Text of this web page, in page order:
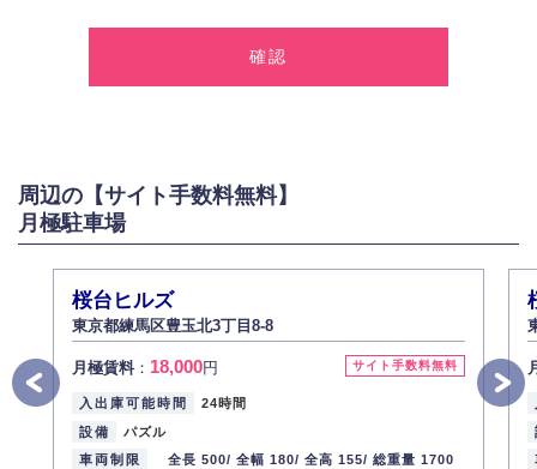
2.個人情報の利用
お問い合わせに対する回答、資料等の送付
採用に関する回答、情報の提供
弊社は取り扱う個人情報の外部への漏洩を防止し、その利用目的に応じて
適切かつ安全に管理します。
4.個人情報の第三者提供
法的義務など正当な理由に基づく要請があった場合を除き、お客様の個人
情報をご本人の同意なく第三者に提供いたしません。
5.個人情報の開示・訂正・削除
お客様ご本人から自己の個人情報開示の請求があった場合、すみやかに開
周辺の【サイト手数料無料】
月極駐車場
桜台ヒルズ
東京都練馬区豊玉北3丁目8-8
サイト手数料無料
月極賃料： 18,000円
入出庫可能時間
24時間
設備
パズル
車両制限
全長 500/ 全幅 180/ 全高 155/ 総重量 1700